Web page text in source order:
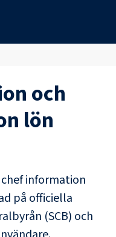
och
lön
chef information
på officiella
(SCB) och